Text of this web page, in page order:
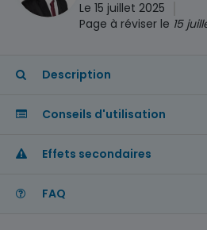
Le 15 juillet 2025
Page à réviser le 15
Description
Conseils d'utilisation
Effets secondaires
FAQ